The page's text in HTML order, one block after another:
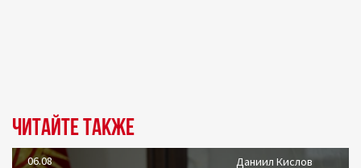
Читайте также
06.08 Даниил Кислов